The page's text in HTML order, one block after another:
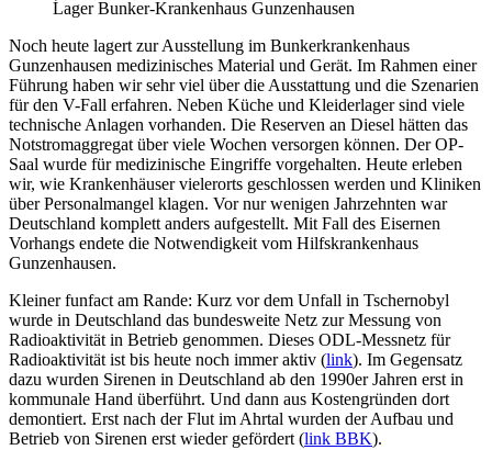
Ĺager Bunker-Krankenhaus Gunzenhausen
Noch heute lagert zur Ausstellung im Bunkerkrankenhaus
Gunzenhausen medizinisches Material und Gerät. Im Rahmen einer
Führung haben wir sehr viel über die Ausstattung und die Szenarien
für den V-Fall erfahren. Neben Küche und Kleiderlager sind viele
technische Anlagen vorhanden. Die Reserven an Diesel hätten das
Notstromaggregat über viele Wochen versorgen können. Der OP-
Saal wurde für medizinische Eingriffe vorgehalten. Heute erleben
wir, wie Krankenhäuser vielerorts geschlossen werden und Kliniken
über Personalmangel klagen. Vor nur wenigen Jahrzehnten war
Deutschland komplett anders aufgestellt. Mit Fall des Eisernen
Vorhangs endete die Notwendigkeit vom Hilfskrankenhaus
Gunzenhausen.
Kleiner funfact am Rande: Kurz vor dem Unfall in Tschernobyl
wurde in Deutschland das bundesweite Netz zur Messung von
Radioaktivität in Betrieb genommen. Dieses ODL-Messnetz für
Radioaktivität ist bis heute noch immer aktiv (link). Im Gegensatz
dazu wurden Sirenen in Deutschland ab den 1990er Jahren erst in
kommunale Hand überführt. Und dann aus Kostengründen dort
demontiert. Erst nach der Flut im Ahrtal wurden der Aufbau und
Betrieb von Sirenen erst wieder gefördert (link BBK).